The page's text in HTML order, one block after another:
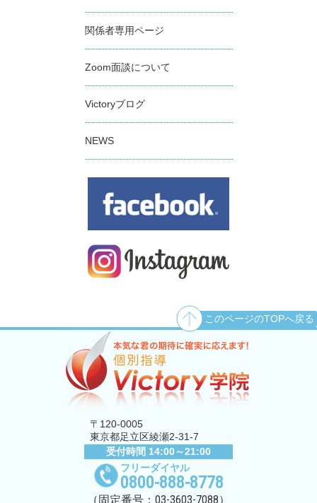
関係者専用ページ
Zoom面談について
Victoryブログ
NEWS
このページのTOPへ戻る
〒120-0005
東京都足立区綾瀬2-31-7
受付時間 14:00～21:00
フリーダイヤル
0800-888-8778
（固定番号： 03-3603-7088）